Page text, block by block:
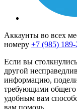
Аккаунты во всех
номеру +7 (985)
Если вы
другой
информацию,
требующими
удобным вам
вам помочь.